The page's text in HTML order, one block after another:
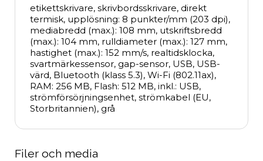
etikettskrivare, skrivbordsskrivare, direkt
termisk, upplösning: 8 punkter/mm (203 dpi),
mediabredd (max.): 108 mm, utskriftsbredd
(max.): 104 mm, rulldiameter (max.): 127 mm,
hastighet (max.): 152 mm/s, realtidsklocka,
svartmärkessensor, gap-sensor, USB, USB-
värd, Bluetooth (klass 5.3), Wi-Fi (802.11ax),
RAM: 256 MB, Flash: 512 MB, inkl.: USB,
strömförsörjningsenhet, strömkabel (EU,
Storbritannien), grå
Filer och media